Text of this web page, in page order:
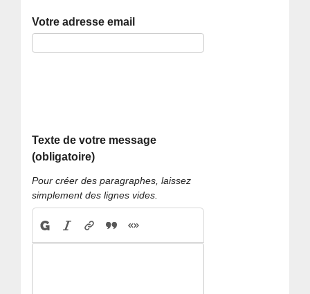
Votre adresse email
Texte de votre message
(obligatoire)
Pour créer des paragraphes, laissez
simplement des lignes vides.